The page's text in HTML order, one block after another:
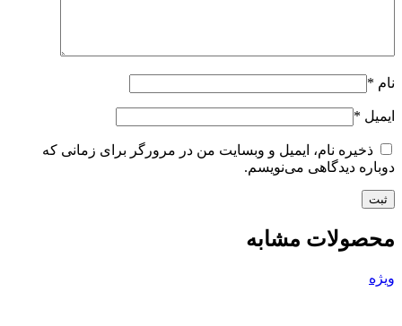
نام *
ایمیل *
ذخیره نام، ایمیل و وبسایت من در مرورگر برای زمانی که
دوباره دیدگاهی می‌نویسم.
محصولات مشابه
ویژه